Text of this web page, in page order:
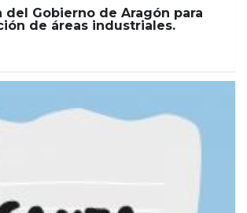
del Gobierno de Aragón para
de áreas industriales.